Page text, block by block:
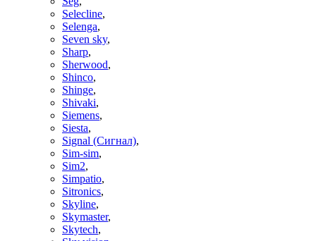
Selecline,
Selenga,
Seven sky,
Sharp,
Sherwood,
Shinco,
Shinge,
Shivaki,
Siemens,
Siesta,
Signal (Сигнал),
Sim-sim,
Sim2,
Simpatio,
Sitronics,
Skyline,
Skymaster,
Skytech,